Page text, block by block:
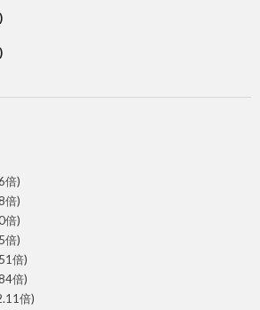
倍)
倍)
倍)
倍)
倍)
倍)
倍)